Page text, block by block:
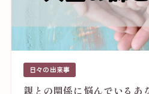
日々の出来事
親との関係に悩んでいるあ